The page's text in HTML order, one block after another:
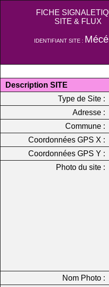
FICHE
SITE & FLUX
IDENTIFIANT SITE :
Description SITE
Type de Site :
Adresse :
Commune :
Coordonnées GPS X :
Coordonnées GPS Y :
Photo du site :
Nom Photo :